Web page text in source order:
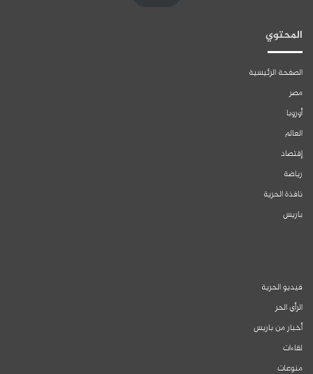
المحتوي
الصفحة الرئيسية
مصر
أوروبا
العالم
إقتصاد
رياضة
نافذة الحرية
باريس
فيديو الحرية
الرأي الحر
أخبار من باريس
لقاءات
منوعات